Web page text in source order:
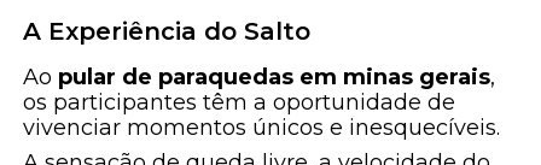
A Experiência do Salto
Ao pular de paraquedas em minas gerais,
os participantes têm a oportunidade de
vivenciar momentos únicos e inesquecíveis.